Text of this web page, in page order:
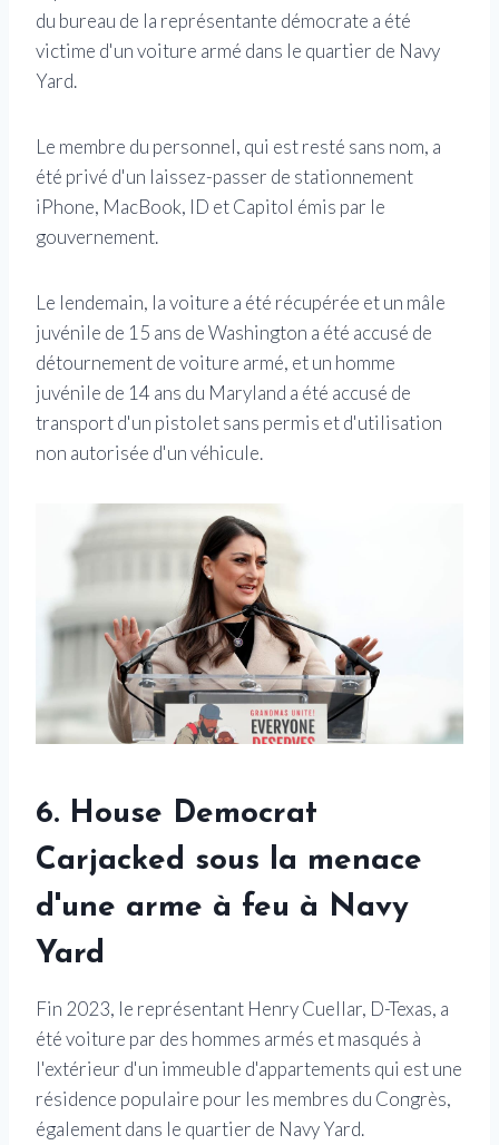
du bureau de la représentante démocrate a été
victime d'un voiture armé dans le quartier de Navy
Yard.
Le membre du personnel, qui est resté sans nom, a
été privé d'un laissez-passer de stationnement
iPhone, MacBook, ID et Capitol émis par le
gouvernement.
Le lendemain, la voiture a été récupérée et un mâle
juvénile de 15 ans de Washington a été accusé de
détournement de voiture armé, et un homme
juvénile de 14 ans du Maryland a été accusé de
transport d'un pistolet sans permis et d'utilisation
non autorisée d'un véhicule.
6. House Democrat
Carjacked sous la menace
d'une arme à feu à Navy
Yard
Fin 2023, le représentant Henry Cuellar, D-Texas, a
été voiture par des hommes armés et masqués à
l'extérieur d'un immeuble d'appartements qui est une
résidence populaire pour les membres du Congrès,
également dans le quartier de Navy Yard.